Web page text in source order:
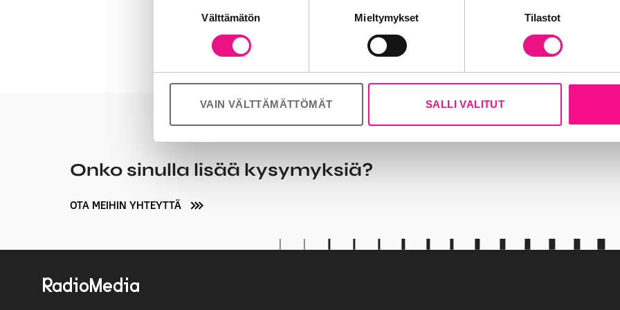
Jaamme sosiaalisen median, mainosalan ja analytiikka-alan kumppaneillemme tietoja siitä, miten
palvelujaan (esim. Google).
Välttämätön Mieltymykset Tilastot
VAIN VÄLTTÄMÄTTÖMÄT SALLI VALITUT
Onko sinulla lisää kysymyksiä?
OTA MEIHIN YHTEYTTÄ